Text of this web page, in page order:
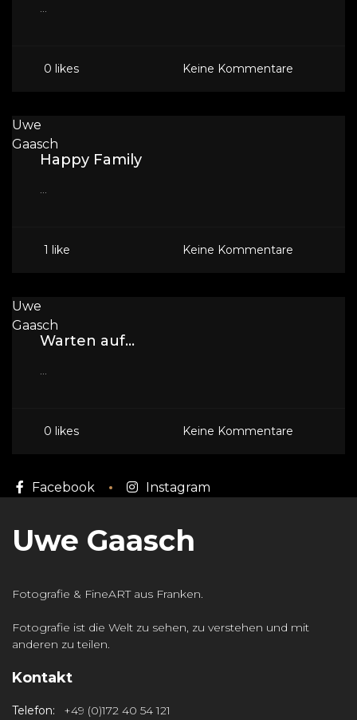
...
0 likes Keine Kommentare
Uwe
Gaasch
Happy Family
...
1 like Keine Kommentare
Uwe
Gaasch
Warten auf...
...
0 likes Keine Kommentare
Facebook Instagram
Uwe Gaasch
Fotografie & FineART aus Franken.
Fotografie ist die Welt zu sehen, zu verstehen und mit
anderen zu teilen.
Kontakt
Telefon: +49 (0)172 40 54 121